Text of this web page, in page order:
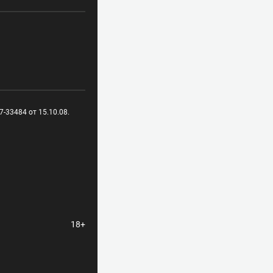
33484 от 15.10.08.
18+